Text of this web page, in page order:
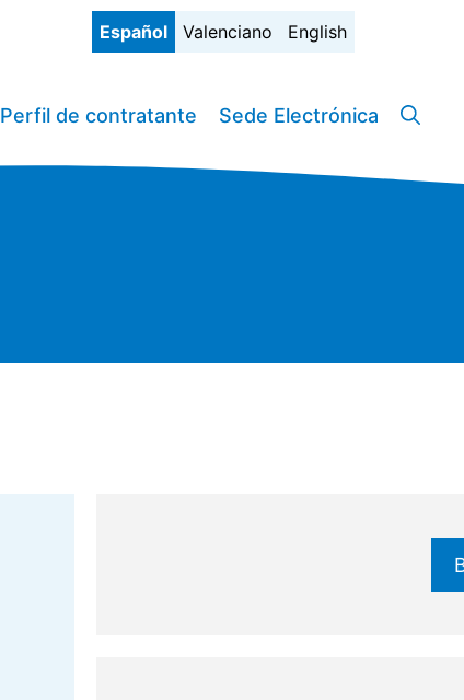
Español Valenciano English
Perfil de contratante Sede Electrónica